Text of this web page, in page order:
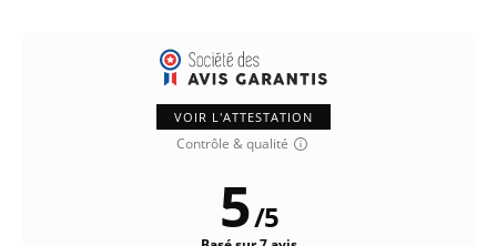
VOIR L'ATTESTATION
Contrôle & qualité
5/5